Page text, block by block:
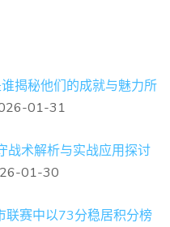
揭秘他们的成就与魅力所
01-31
战术解析与实战应用探讨
01-30
联赛中以73分稳居积分榜